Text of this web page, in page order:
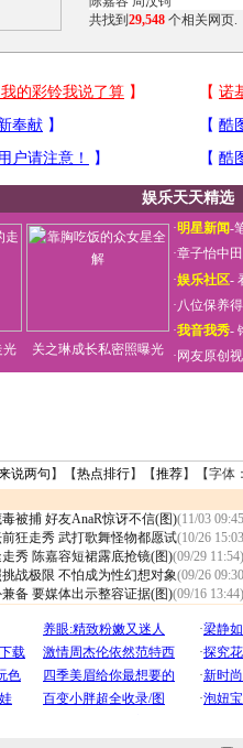
共找到 29,548 个相关网页.
娱乐天天精选
光 关之琳成长私密照曝光
·明星新闻-
·章子怡中
·娱乐社区-
·八位保养
·我音我秀-
· 网友原创
说两句 】【热点排行】【推荐】【字体
被捕 好友AnaR惊讶不信(图)(11/03
狂走秀 武打歌舞怪物都愿试(10/26
秀 陈嘉容短裙露底抢镜(图)(09/29 11:54)
战极限 不怕成为性幻想对象(09/26
备 要媒体出示整容证据(图)(09/16 13:44)